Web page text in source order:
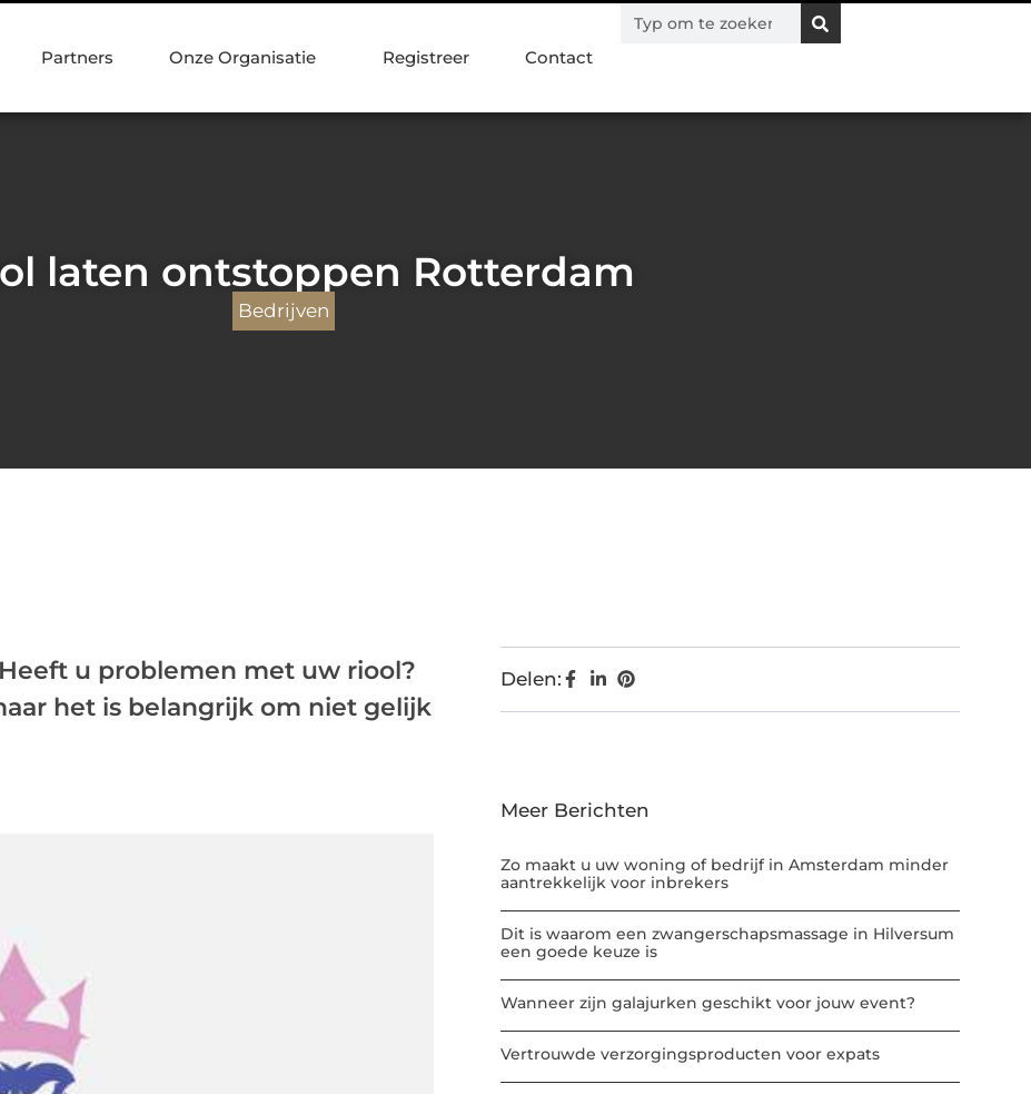
Partners Onze Organisatie Registreer Contact
laten ontstoppen Rotterdam
Bedrijven
u problemen met uw riool?
het is belangrijk om niet gelijk
Delen:
Meer Berichten
Zo maakt u uw woning of bedrijf in Amsterdam minder
aantrekkelijk voor inbrekers
Dit is waarom een zwangerschapsmassage in Hilversum
een goede keuze is
Wanneer zijn galajurken geschikt voor jouw event?
Vertrouwde verzorgingsproducten voor expats